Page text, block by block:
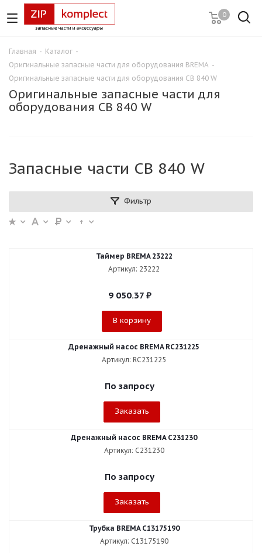
0
Главная - Каталог -
Оригинальные запасные части для оборудования BREMA -
Оригинальные запасные части для оборудования CB 840 W
Оригинальные запасные части для
оборудования CB 840 W
Запасные части CB 840 W
Фильтр
Таймер BREMA 23222
Артикул: 23222
9 050.37₽
В корзину
Дренажный насос BREMA RC231225
Артикул: RC231225
По запросу
Заказать
Дренажный насос BREMA C231230
Артикул: C231230
По запросу
Заказать
Трубка BREMA C13175190
Артикул: C13175190